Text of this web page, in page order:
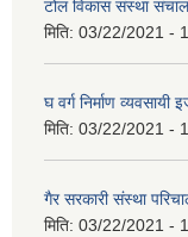
टोल विकास संस्था
मिति: 03/22/2021 -
घ वर्ग निर्माण व्यवसायी
मिति: 03/22/2021 -
गैर सरकारी संस्था
मिति: 03/22/2021 -